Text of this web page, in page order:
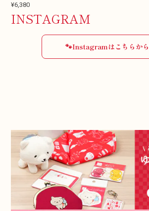
¥6,380
INSTAGRAM
🐾Instagramはこちらか